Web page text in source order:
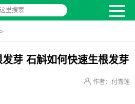
里搜索
>
芽 石斛如何快速生根发芽
作者：付青莲